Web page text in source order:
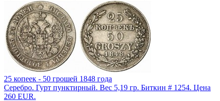
25 копеек - 50 грошей 1848 года
Серебро. Гурт пунктирный. Вес 5,19 гр. Биткин # 1254. Цена
260 EUR.